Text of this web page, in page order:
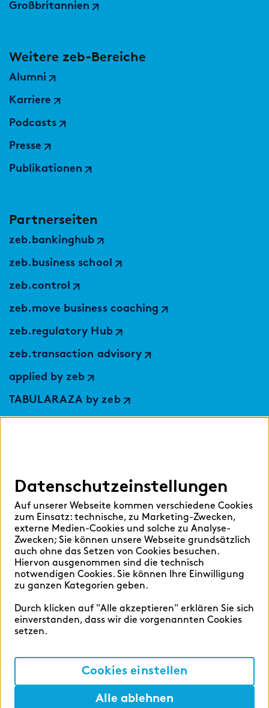
Großbritannien
Weitere zeb-Bereiche
Alumni
Karriere
Podcasts
Presse
Publikationen
Partnerseiten
zeb.bankinghub
zeb.business school
zeb.control
zeb.move business coaching
zeb.regulatory Hub
zeb.transaction advisory
applied by zeb
TABULARAZA by zeb
Hilfen
Sprache auswählen:
Deutsch English
Datenschutz
Datenschutzeinstellungen
Auf unserer Webseite kommen verschiedene Cookies
zum Einsatz: technische, zu Marketing-Zwecken,
externe Medien-Cookies und solche zu Analyse-
Zwecken; Sie können unsere Webseite grundsätzlich
auch ohne das Setzen von Cookies besuchen.
Hiervon ausgenommen sind die technisch
notwendigen Cookies. Sie können Ihre Einwilligung
zu ganzen Kategorien geben.
Durch klicken auf "Alle akzeptieren" erklären Sie sich
einverstanden, dass wir die vorgenannten Cookies
setzen.
Cookies einstellen
Alle ablehnen